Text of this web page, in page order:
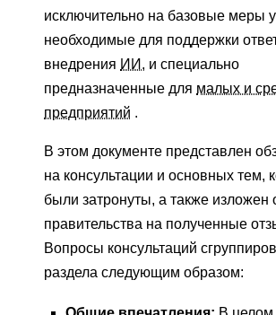
исключительно на базовые меры
необходимые для поддержки
внедрения ИИ, и специально
предназначенные для малых и
предприятий .
В этом документе представлен
на консультации и основных тем,
были затронуты, а также изложен
правительства на полученные
Вопросы консультаций
раздела следующим образом: